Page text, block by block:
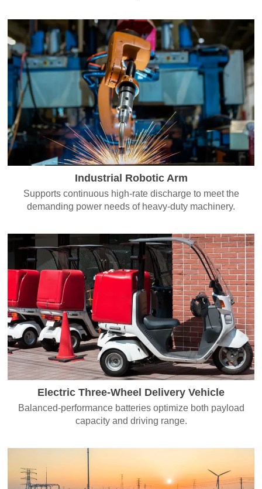
Industrial Robotic Arm
Supports continuous high-rate discharge to meet the
demanding power needs of heavy-duty machinery.
Electric Three-Wheel Delivery Vehicle
Balanced-performance batteries optimize both payload
capacity and driving range.